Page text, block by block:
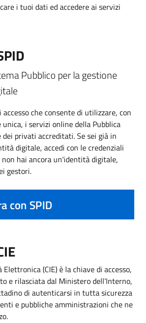
i tuoi dati ed accedere ai servizi
Pubblico per la gestione
accesso che consente di utilizzare, con
i servizi online della Pubblica
privati accreditati. Se sei già in
digitale, accedi con le credenziali
non hai ancora un'identità digitale,
gestori.
con SPID
(CIE) è la chiave di accesso,
e rilasciata dal Ministero dell’Interno,
di autenticarsi in tutta sicurezza
e pubbliche amministrazioni che ne